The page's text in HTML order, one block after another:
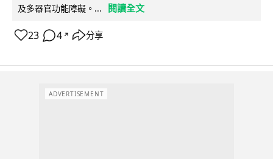
及多器官功能障礙。...
閱讀全文
23 4 ↗ 分享
ADVERTISEMENT